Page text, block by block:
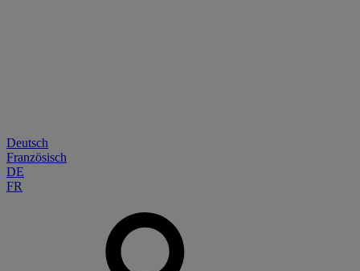
Deutsch
Französisch
DE
FR